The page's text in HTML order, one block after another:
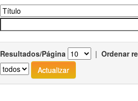
Resultados/Página | Ordenar